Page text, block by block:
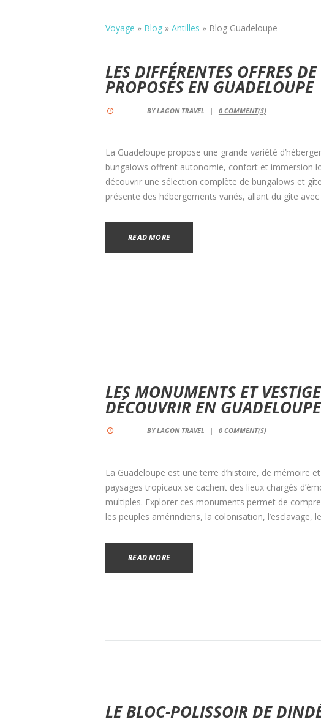
Voyage » Blog » Antilles » Blog Guadeloupe
LES DIFFÉRENTES OFFRES
PROPOSÉS EN GUADELOUPE
BYLAGON TRAVEL 0COMMENT(S)
La Guadeloupe propose une grande variété
bungalows offrent autonomie, confort et immersion
découvrir une sélection complète de bungalows et
présente des hébergements variés, allant du gîte
READ MORE
LES MONUMENTS ET
DÉCOUVRIR EN GUADELOUPE
BYLAGON TRAVEL 0COMMENT(S)
La Guadeloupe est une terre d’histoire, de mémoire
paysages tropicaux se cachent des lieux chargés
multiples. Explorer ces monuments permet de
les peuples amérindiens, la colonisation,
READ MORE
LE BLOC-POLISSOIR DE